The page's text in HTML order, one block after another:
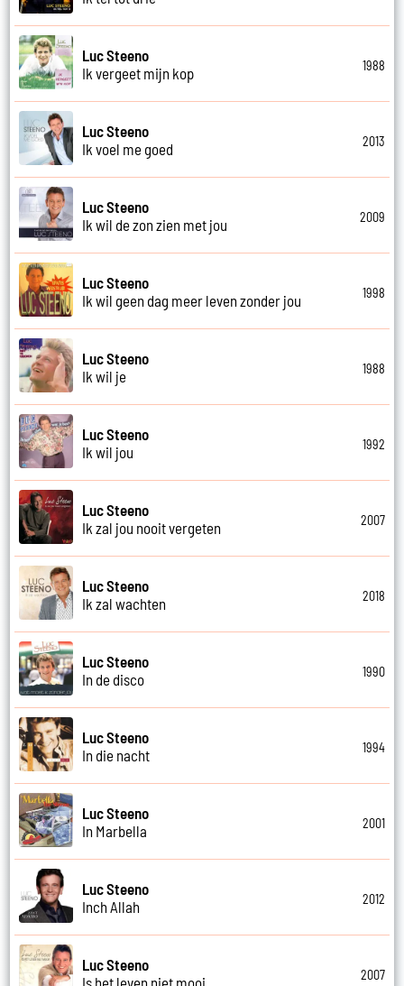
Luc Steeno
Ik vergeet mijn kop
1988
Luc Steeno
Ik voel me goed
2013
Luc Steeno
Ik wil de zon zien met jou
2009
Luc Steeno
Ik wil geen dag meer leven zonder jou
1998
Luc Steeno
Ik wil je
1988
Luc Steeno
Ik wil jou
1992
Luc Steeno
Ik zal jou nooit vergeten
2007
Luc Steeno
Ik zal wachten
2018
Luc Steeno
In de disco
1990
Luc Steeno
In die nacht
1994
Luc Steeno
In Marbella
2001
Luc Steeno
Inch Allah
2012
Luc Steeno
Is het leven niet mooi
2007